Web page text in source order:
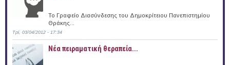
Το Γραφείο Διασύνδεσης του Δημοκρίτειου Πανεπιστημίου
Θράκης...
Τρί, 03/04/2012 - 17:34
Νέα πειραματική θεραπεία...